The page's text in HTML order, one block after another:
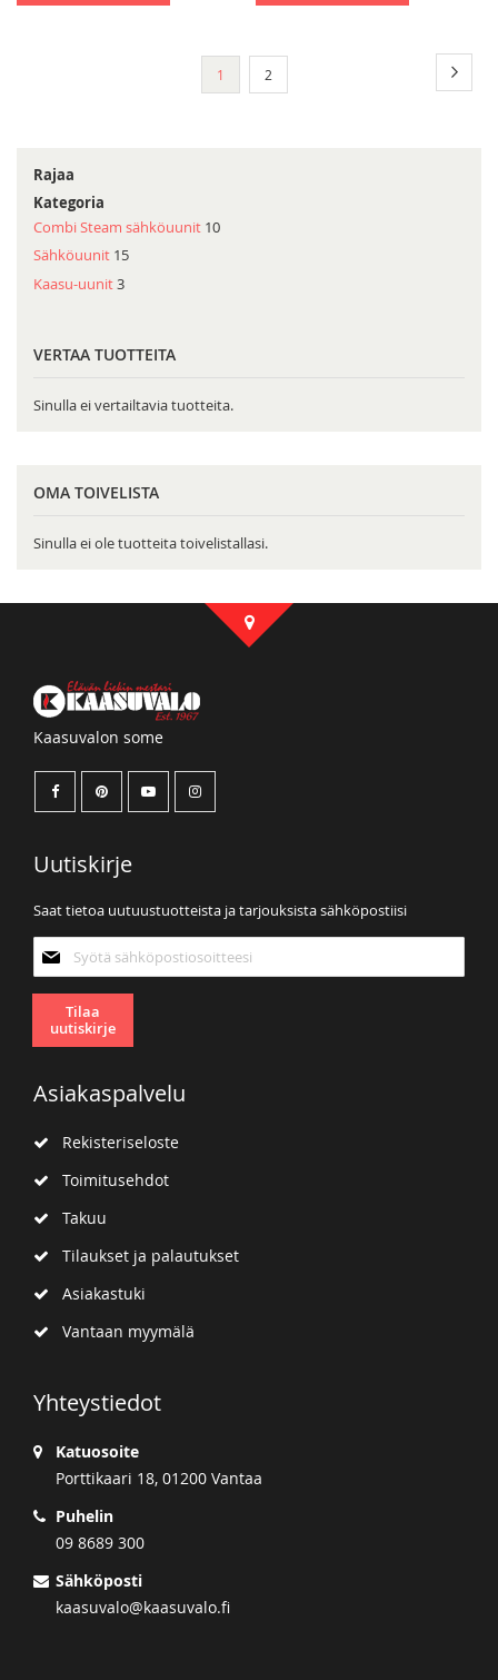
Sivu
You're
currently
1 Sivu
2
Rajaa
Kategoria
Combi Steam sähköuunit 10
Sähköuunit 15
Kaasu-uunit3
VERTAA TUOTTEITA
Sinulla ei vertailtavia tuotteita.
OMA TOIVELISTA
Sinulla ei ole tuotteita toivelistallasi.
Kaasuvalon some
Uutiskirje
Saat tietoa uutuustuotteista ja tarjouksista sähköpostiisi
uutiskirjeemme:
Tilaa
uutiskirje
Asiakaspalvelu
Rekisteriseloste
Toimitusehdot
Takuu
Tilaukset ja palautukset
Asiakastuki
Vantaan myymälä
Yhteystiedot
Katuosoite
Porttikaari 18, 01200 Vantaa
Puhelin
09 8689 300
Sähköposti
kaasuvalo@kaasuvalo.fi